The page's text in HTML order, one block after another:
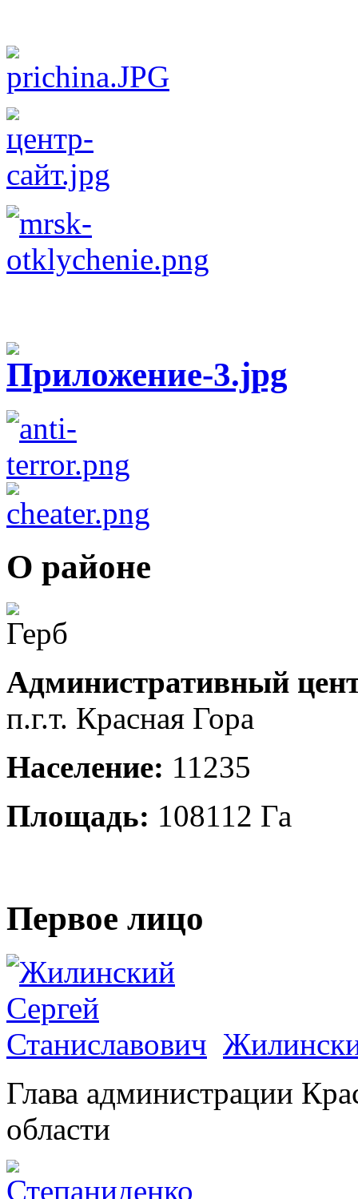
О районе
Административный
п.г.т. Красная Гора
Население: 11235
Площадь: 108112 Га
Первое лицо
Глава администрации
области